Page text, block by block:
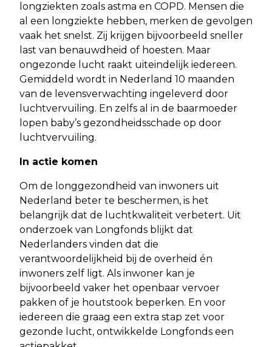
longziekten zoals astma en COPD. Mensen die
al een longziekte hebben, merken de gevolgen
vaak het snelst. Zij krijgen bijvoorbeeld sneller
last van benauwdheid of hoesten. Maar
ongezonde lucht raakt uiteindelijk iedereen.
Gemiddeld wordt in Nederland 10 maanden
van de levensverwachting ingeleverd door
luchtvervuiling. En zelfs al in de baarmoeder
lopen baby’s gezondheidsschade op door
luchtvervuiling.
In actie komen
Om de longgezondheid van inwoners uit
Nederland beter te beschermen, is het
belangrijk dat de luchtkwaliteit verbetert. Uit
onderzoek van Longfonds blijkt dat
Nederlanders vinden dat die
verantwoordelijkheid bij de overheid én
inwoners zelf ligt. Als inwoner kan je
bijvoorbeeld vaker het openbaar vervoer
pakken of je houtstook beperken. En voor
iedereen die graag een extra stap zet voor
gezonde lucht, ontwikkelde Longfonds een